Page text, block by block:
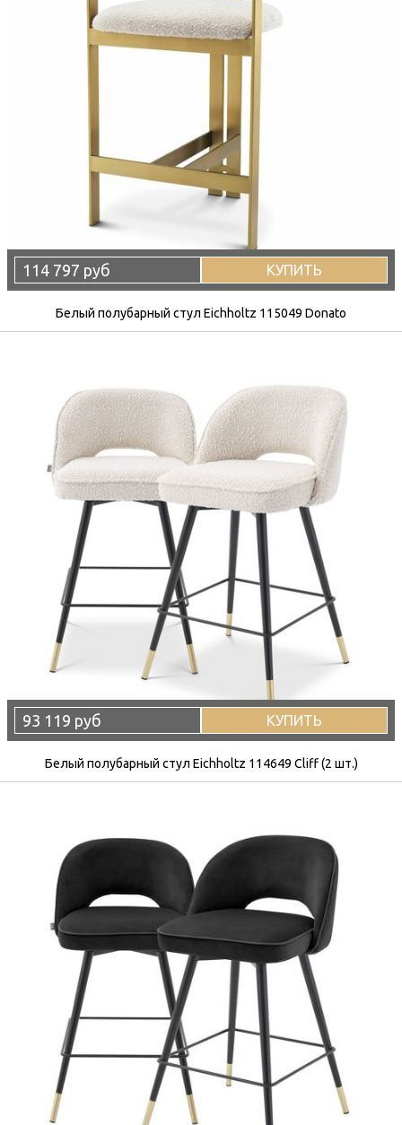
114 797 руб КУПИТЬ
Белый полубарный стул Eichholtz 115049 Donato
93 119 руб КУПИТЬ
Белый полубарный стул Eichholtz 114649 Cliff (2 шт.)